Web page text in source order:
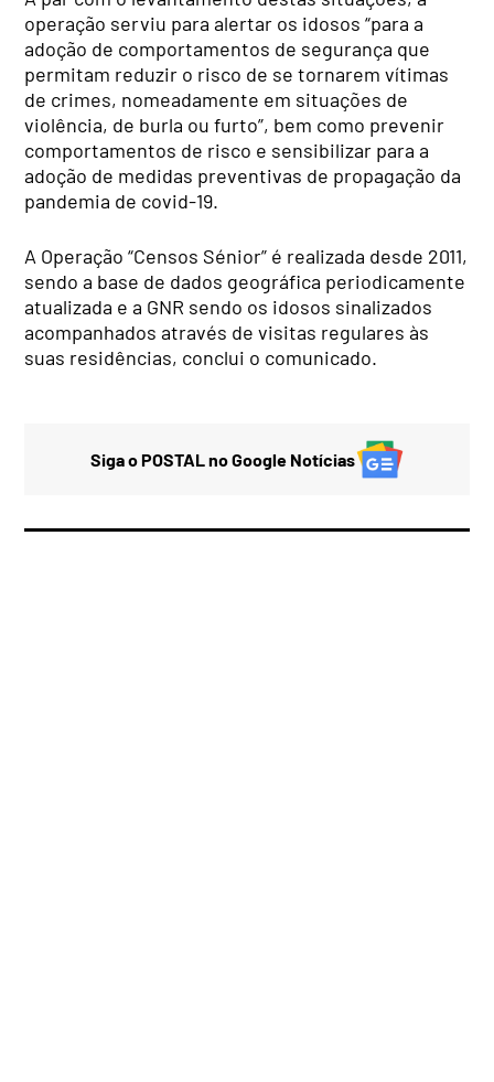
operação serviu para alertar os idosos “para a
adoção de comportamentos de segurança que
permitam reduzir o risco de se tornarem vítimas
de crimes, nomeadamente em situações de
violência, de burla ou furto”, bem como prevenir
comportamentos de risco e sensibilizar para a
adoção de medidas preventivas de propagação da
pandemia de covid-19.
A Operação “Censos Sénior” é realizada desde 2011,
sendo a base de dados geográfica periodicamente
atualizada e a GNR sendo os idosos sinalizados
acompanhados através de visitas regulares às
suas residências, conclui o comunicado.
Siga o POSTAL no Google Notícias